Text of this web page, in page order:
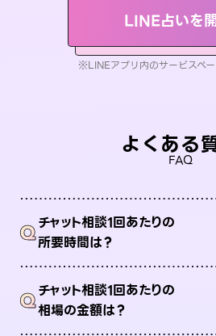
LINE占いを
※LINEアプリ内のサービスペ
よくある
FAQ
Qチャット相談1回あたりの
所要時間は？
Qチャット相談1回あたりの
相場の金額は？